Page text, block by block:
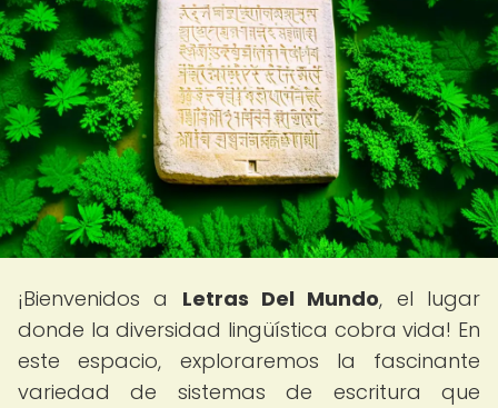
¡Bienvenidos a Letras Del Mundo, el lugar
donde la diversidad lingüística cobra vida! En
este espacio, exploraremos la fascinante
variedad de sistemas de escritura que